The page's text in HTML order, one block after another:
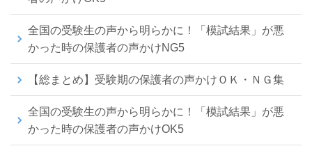
全国の受験生の声から明らかに！「模試結果」が悪
かった時の保護者の声かけNG5
【総まとめ】受験期の保護者の声かけＯＫ・ＮＧ集
全国の受験生の声から明らかに！「模試結果」が悪
かった時の保護者の声かけOK5